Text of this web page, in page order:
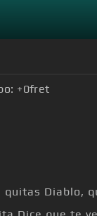
+0fret
Diablo,